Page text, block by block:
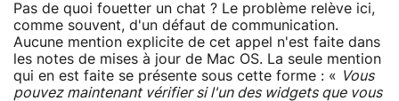
Pas de quoi fouetter un chat ? Le problème relève ici,
comme souvent, d'un défaut de communication.
Aucune mention explicite de cet appel n'est faite dans
les notes de mises à jour de Mac OS. La seule mention
qui en est faite se présente sous cette forme : « Vous
pouvez maintenant vérifier si l'un des widgets que vous